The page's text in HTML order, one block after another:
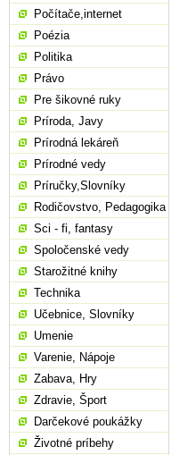
Počítače,internet
Poézia
Politika
Právo
Pre šikovné ruky
Príroda, Javy
Prírodná lekáreň
Prírodné vedy
Príručky,Slovníky
Rodičovstvo, Pedagogika
Sci - fi, fantasy
Spoločenské vedy
Starožitné knihy
Technika
Učebnice, Slovníky
Umenie
Varenie, Nápoje
Zabava, Hry
Zdravie, Šport
Darčekové poukážky
Životné príbehy